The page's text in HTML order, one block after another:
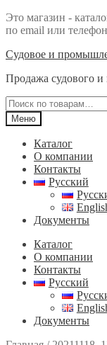
Это магазин -
по email или
Перейти
навигации
Перейти
содержимому
Судовое и
Продажа судового
Искать:
Меню
Каталог
О компании
Контакты
Русский
Документы
Каталог
О компании
Контакты
Русский
Документы